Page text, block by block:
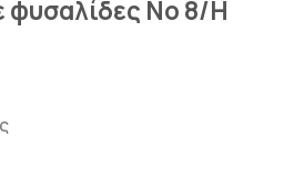
φυσαλίδες Νο 8/H